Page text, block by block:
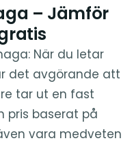
– Jämför
När du letar
det avgörande att
tar ut en fast
pris baserat på
vara medveten